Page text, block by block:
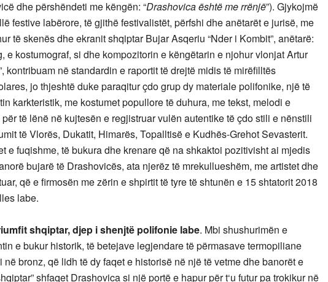
dhe përshëndeti me këngën: “Drashovica është me rrënjë”). Gjykojmë
festive labërore, të gjithë festivalistët, përfshi dhe anëtarët e jurisë, me
të skenës dhe ekranit shqiptar Bujar Asqeriu “Nder i Kombit”, anëtarë:
e kostumograf, si dhe kompozitorin e këngëtarin e njohur vlonjat Artur
kontribuam në standardin e raportit të drejtë midis të mirëfilltës
jo thjeshtë duke paraqitur çdo grup dy materiale polifonike, një të
karkteristik, me kostumet popullore të duhura, me tekst, melodi e
të lënë në kujtesën e regjistruar vulën autentike të çdo stili e nënstili
të Vlorës, Dukatit, Himarës, Topalltisë e Kudhës-Grehot Sevasterit.
e fuqishme, të bukura dhe krenare që na shkaktoi pozitivisht ai mjedis
bujarë të Drashovicës, ata njerëz të mrekullueshëm, me artistet dhe
që e firmosën me zërin e shpirtit të tyre të shtunën e 15 shtatorit 2018
labe.
shqiptar, djep i shenjtë polifonie labe. Mbi shushurimën e
e bukur historik, të betejave legjendare të përmasave termopiliane
në bronz, që lidh të dy faqet e historisë në një të vetme dhe banorët e
shfaqet Drashovica si një portë e hapur për t‘u futur pa trokikur në